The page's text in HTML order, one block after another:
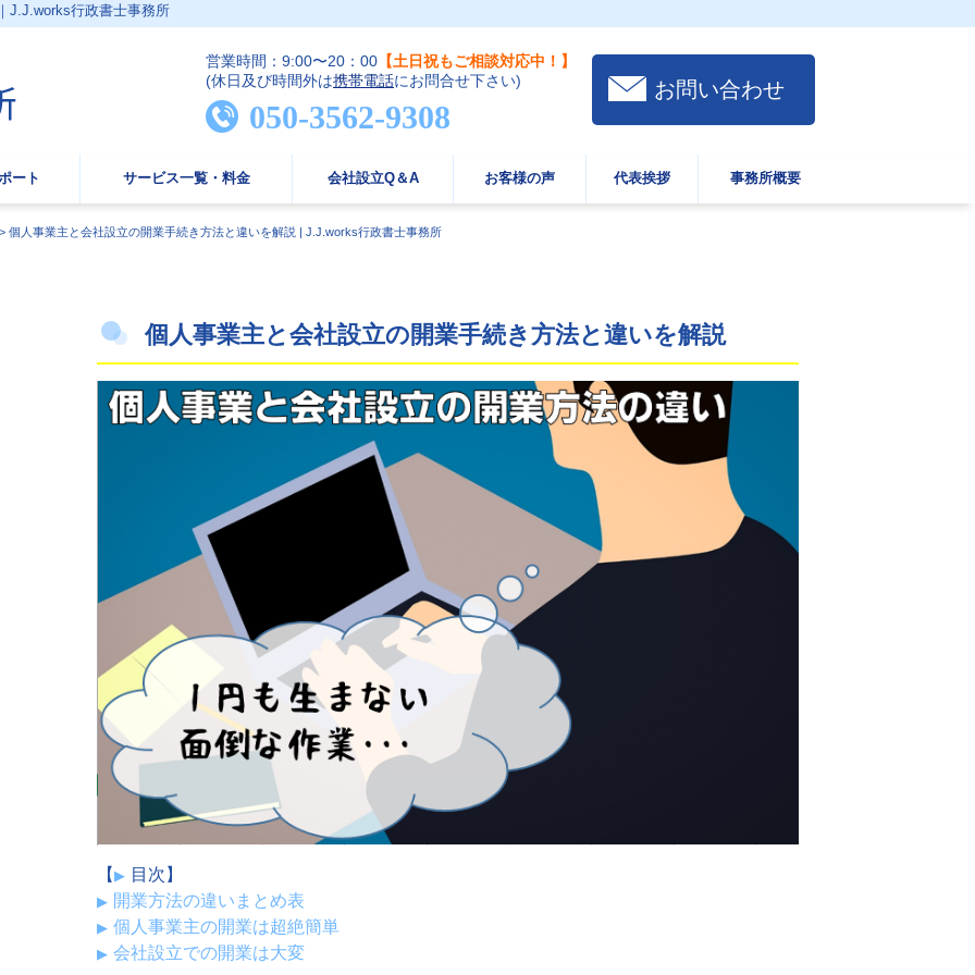
J.J.works行政書士事務所
営業時間：9:00〜20：00 【土日祝もご相談対応中！】
(休日及び時間外は携帯電話にお問合せ下さい)
050-3562-9308
お問い合わせ
ート サービス一覧・料金 会社設立Q＆A お客様の声 代表挨拶 事務所概要
個人事業主と会社設立の開業手続き方法と違いを解説 | J.J.works行政書士事務所
個人事業主と会社設立の開業手続き方法と違いを解説
【
目次】
開業方法の違いまとめ表
個人事業主の開業は超絶簡単
会社設立での開業は大変